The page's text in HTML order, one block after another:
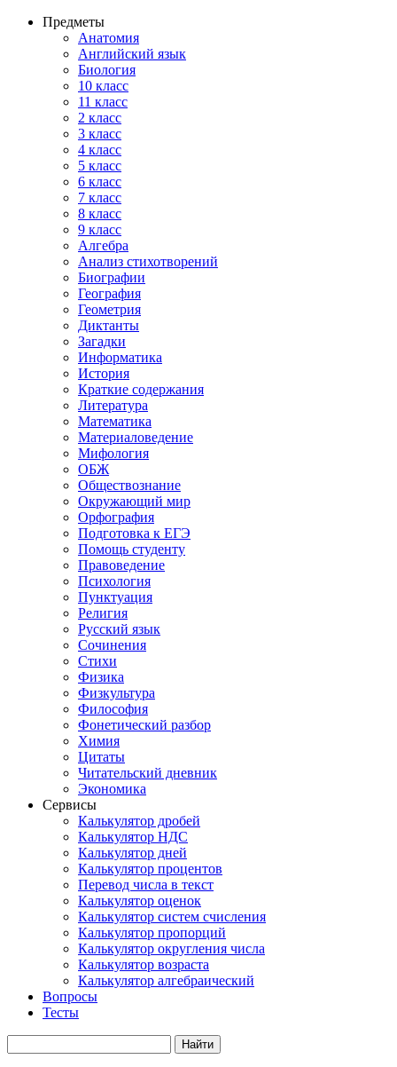
Предметы
Анатомия
Английский язык
Биология
10 класс
11 класс
2 класс
3 класс
4 класс
5 класс
6 класс
7 класс
8 класс
9 класс
Алгебра
Анализ стихотворений
Биографии
География
Геометрия
Диктанты
Загадки
Информатика
История
Краткие содержания
Литература
Математика
Материаловедение
Мифология
ОБЖ
Обществознание
Окружающий мир
Орфография
Подготовка к ЕГЭ
Помощь студенту
Правоведение
Психология
Пунктуация
Религия
Русский язык
Сочинения
Стихи
Физика
Физкультура
Философия
Фонетический разбор
Химия
Цитаты
Читательский дневник
Экономика
Сервисы
Калькулятор дробей
Калькулятор НДС
Калькулятор дней
Калькулятор процентов
Перевод числа в текст
Калькулятор оценок
Калькулятор систем счисления
Калькулятор пропорций
Калькулятор округления числа
Калькулятор возраста
Калькулятор алгебраический
Вопросы
Тесты
Найти